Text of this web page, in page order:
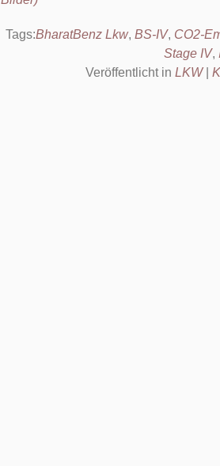
Tags:BharatBenz Lkw, BS-IV, CO2-
Stage IV,
Veröffentlicht in LKW|